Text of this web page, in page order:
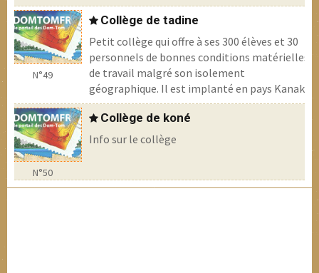
N°49
Collège de tadine
Petit collège qui offre à ses 300 élèves et 30
personnels de bonnes conditions matérielles
de travail malgré son isolement
géographique. Il est implanté en pays Kanak.
N°50
Collège de koné
Info sur le collège